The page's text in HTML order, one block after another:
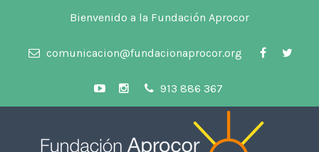
Bienvenido a la Fundación Aprocor
comunicacion@fundacionaprocor.org
913 886 367